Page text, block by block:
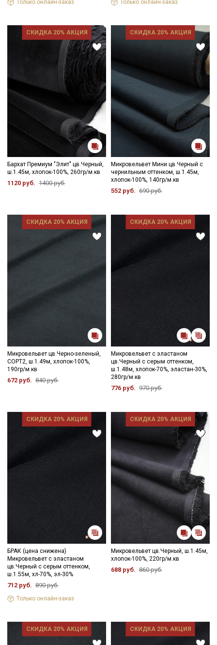
Только онлайн-заказ Только онлайн-заказ
СКИДКА 20% АКЦИЯ
Бархат Премиум "Элит" цв.Черный,
ш.1.45м, хлопок-100%, 260гр/м.кв
1120 руб. 1400 руб.
СКИДКА 20% АКЦИЯ
Микровельвет Мини цв.Черный с
чернильным оттенком, ш.1.45м,
хлопок-100%, 140гр/м.кв
552 руб. 690 руб.
СКИДКА 20% АКЦИЯ
Микровельвет цв.Черно-зеленый,
СОРТ2, ш.1.49м, хлопок-100%,
190гр/м.кв
672 руб. 840 руб.
СКИДКА 20% АКЦИЯ
Микровельвет с эластаном
цв.Черный с серым оттенком,
ш.1.48м, хлопок-70%, эластан-30%,
280гр/м.кв
776 руб. 970 руб.
СКИДКА 20% АКЦИЯ
БРАК (цена снижена)
Микровельвет с эластаном
цв.Черный с серым оттенком,
ш.1.55м, хл-70%, эл-30%
712 руб. 890 руб.
Только онлайн-заказ
СКИДКА 20% АКЦИЯ
Микровельвет цв.Черный, ш.1.45м,
хлопок-100%, 220гр/м.кв
688 руб. 860 руб.
СКИДКА 20% АКЦИЯ СКИДКА 20% АКЦИЯ